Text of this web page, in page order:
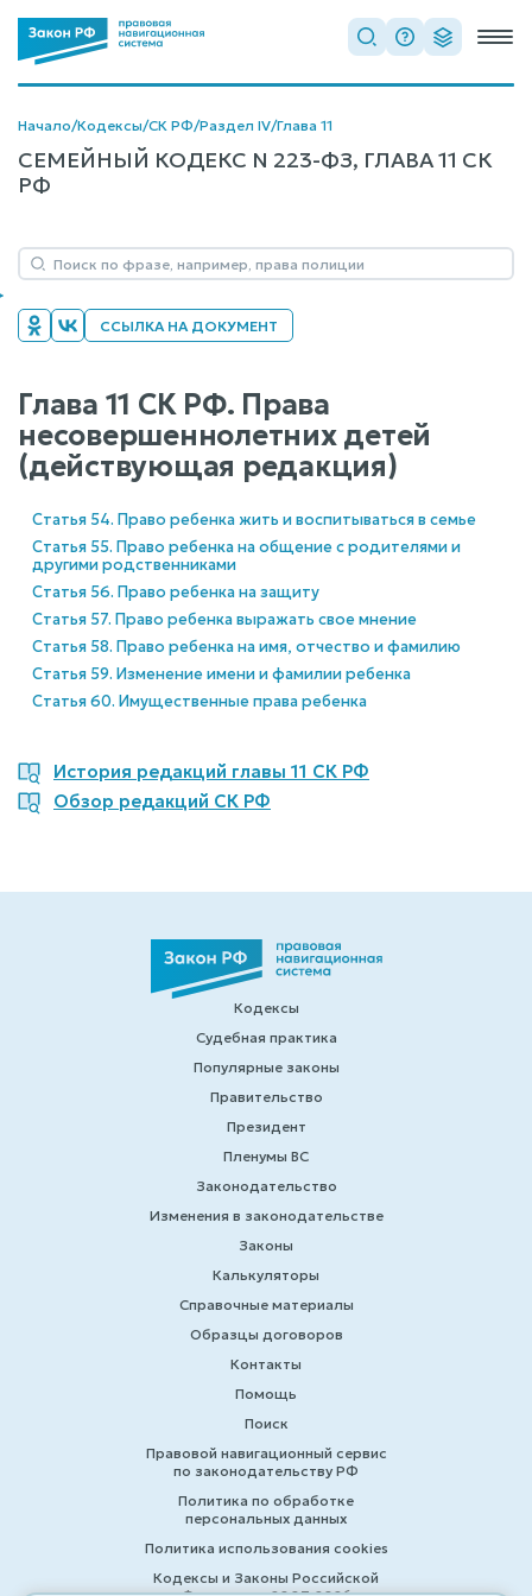
Начало/Кодексы/СК РФ/Раздел IV/Глава 11
СЕМЕЙНЫЙ КОДЕКС N 223-ФЗ, ГЛАВА 11 СК
РФ
ССЫЛКА НА ДОКУМЕНТ
Глава 11 СК РФ. Права
несовершеннолетних детей
(действующая редакция)
Статья 54. Право ребенка жить и воспитываться в семье
Статья 55. Право ребенка на общение с родителями и
другими родственниками
Статья 56. Право ребенка на защиту
Статья 57. Право ребенка выражать свое мнение
Статья 58. Право ребенка на имя, отчество и фамилию
Статья 59. Изменение имени и фамилии ребенка
Статья 60. Имущественные права ребенка
История редакций главы 11 СК РФ
Обзор редакций СК РФ
Кодексы
Судебная практика
Популярные законы
Правительство
Президент
Пленумы ВС
Законодательство
Изменения в законодательстве
Законы
Калькуляторы
Справочные материалы
Образцы договоров
Контакты
Помощь
Поиск
Правовой навигационный сервис
по законодательству РФ
Политика по обработке
персональных данных
Политика использования cookies
Кодексы и Законы Российской